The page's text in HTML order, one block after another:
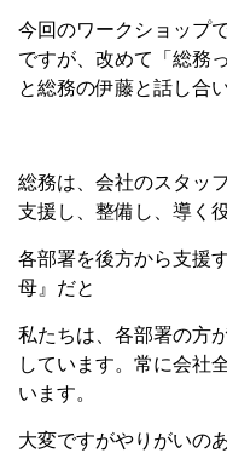
今回のワークショップ
ですが、改めて「総務
と総務の伊藤と話し合
総務は、会社のスタッ
支援し、整備し、導く
各部署を後方から支援
母』だと
私たちは、各部署の方
しています。常に会社
います。
大変ですがやりがいの